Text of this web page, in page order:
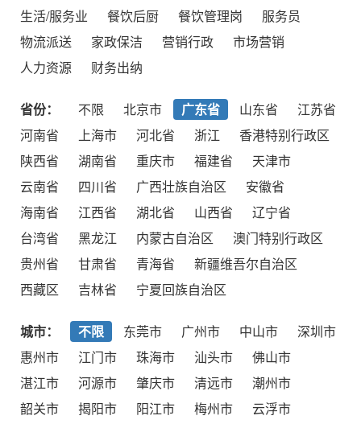
生活/服务业
餐饮后厨 餐饮管理岗
服务员
物流派送
家政保洁 营销行政
市场营销
人力资源
财务出纳
省份： 不限 北京市 广东省 山东省
江苏省
河南省
上海市 河北省 浙江
香港特别行政区
陕西省
湖南省 重庆市 福建省
天津市
云南省
四川省 广西壮族自治区
安徽省
海南省
江西省 湖北省 山西省
辽宁省
台湾省
黑龙江 内蒙古自治区
澳门特别行政区
贵州省
甘肃省 青海省
新疆维吾尔自治区
西藏区
吉林省 宁夏回族自治区
城市： 不限 东莞市 广州市 中山市
深圳市
惠州市
江门市 珠海市 汕头市
佛山市
湛江市
河源市 肇庆市 清远市
潮州市
韶关市
揭阳市 阳江市 梅州市
云浮市